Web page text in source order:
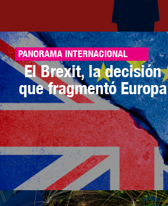
PANORAMA INTERNACIONAL
El Brexit, la decisión
que fragmentó Europa